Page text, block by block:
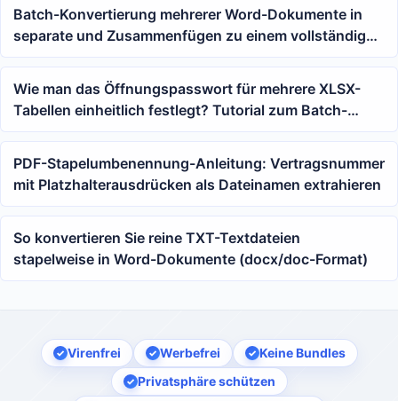
Batch-Konvertierung mehrerer Word-Dokumente in
separate und Zusammenfügen zu einem vollständigen
JPG-Langbild
Wie man das Öffnungspasswort für mehrere XLSX-
Tabellen einheitlich festlegt? Tutorial zum Batch-
Schutz von Excel-Arbeitsmappen
PDF-Stapelumbenennung-Anleitung: Vertragsnummer
mit Platzhalterausdrücken als Dateinamen extrahieren
So konvertieren Sie reine TXT-Textdateien
stapelweise in Word-Dokumente (docx/doc-Format)
Virenfrei Werbefrei
Keine Bundles
Privatsphäre schützen